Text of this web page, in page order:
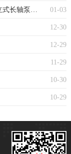
01-03
12-30
12-29
11-29
10-30
10-29